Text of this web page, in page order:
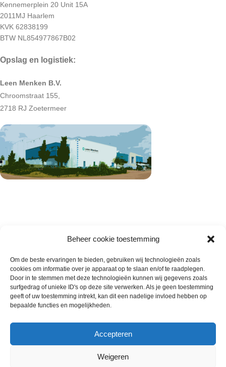
Beheer cookie toestemming
Om de beste ervaringen te bieden, gebruiken wij technologieën zoals
cookies om informatie over je apparaat op te slaan en/of te raadplegen.
Door in te stemmen met deze technologieën kunnen wij gegevens zoals
surfgedrag of unieke ID's op deze site verwerken. Als je geen toestemming
geeft of uw toestemming intrekt, kan dit een nadelige invloed hebben op
bepaalde functies en mogelijkheden.
Accepteren
Weigeren
Kennemerplein 20 Unit 15A
2011MJ Haarlem
KVK 62838199
BTW NL854977867B02
Opslag en logistiek:
Leen Menken B.V.
Chroomstraat 155,
2718 RJ Zoetermeer
Wie zijn wij
Contact met onze inkoop
Klantenservice
Annuleer & Retourbeleid
Horeca-Groothandel